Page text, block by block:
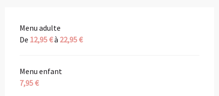
Menu adulte
De 12,95 €à 22,95 €
Menu enfant
7,95 €